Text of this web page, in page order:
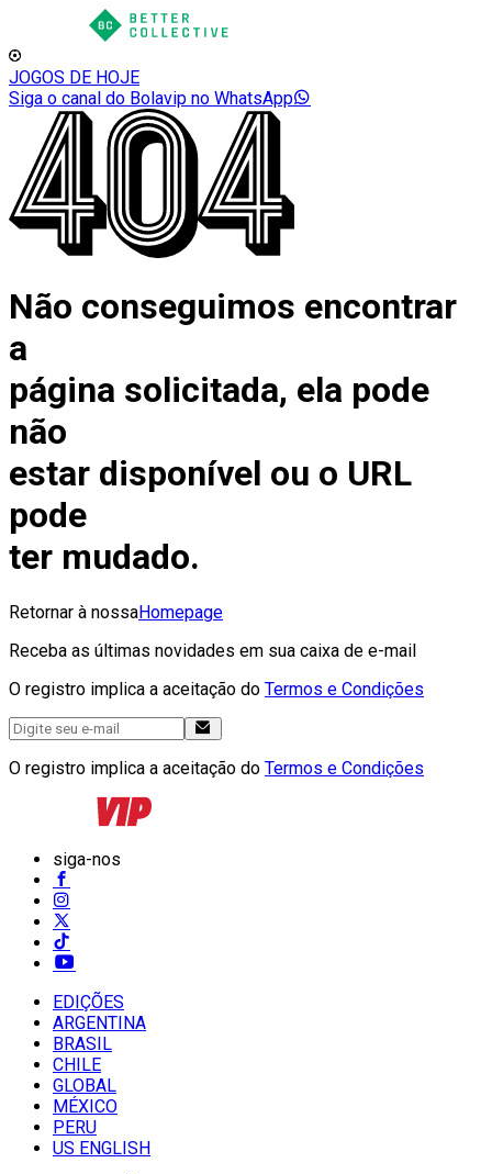
JOGOS DE HOJE
Siga o canal do Bolavip no WhatsApp
Não conseguimos encontrar
a
página solicitada, ela pode
não
estar disponível ou o URL
pode
ter mudado.
Retornar à nossaHomepage
Receba as últimas novidades em sua caixa de e-mail
O registro implica a aceitação do Termos e Condições
O registro implica a aceitação do Termos e Condições
siga-nos
EDIÇÕES
ARGENTINA
BRASIL
CHILE
GLOBAL
MÉXICO
PERU
US ENGLISH